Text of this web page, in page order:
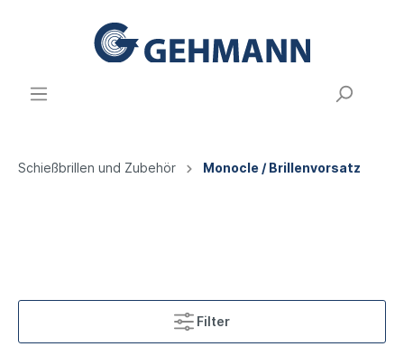
Schießbrillen und Zubehör Monocle / Brillenvorsatz
Filter